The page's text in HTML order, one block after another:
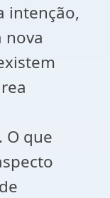
intenção,
nova
O que